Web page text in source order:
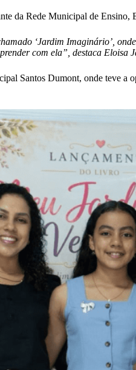
da Rede Municipal de
‘Jardim Imaginário’,
com ela”, destaca Eloisa
Santos Dumont, onde teve